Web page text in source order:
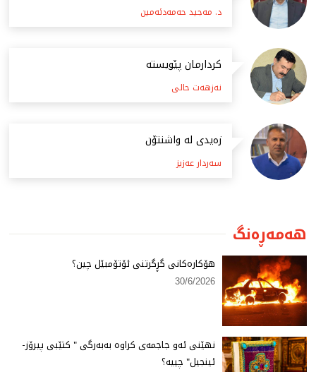
د. مەجید حەمەدئەمین
كردارمان پێویستە
نەزهەت حالی
زەیدی لە واشنتۆن
سەردار عەزیز
هەمەڕەنگ
هۆكارەكانی گڕگرتنی ئۆتۆمبێل چین؟
30/6/2026
نهێنی ئەو جاجمەی كراوە بەبەرگی " كتێبی پیرۆز-
ئینجیل" چییە؟